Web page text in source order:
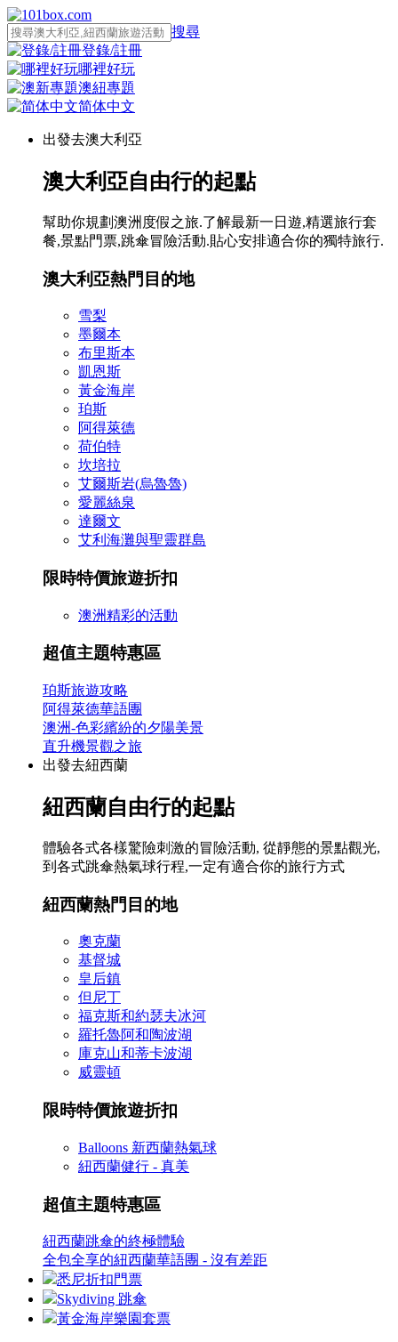
搜尋
登錄/註冊
哪裡好玩
澳紐專題
简体中文
出發去澳大利亞
澳大利亞自由行的起點
幫助你規劃澳洲度假之旅.了解最新一日遊,精選旅行套
餐,景點門票,跳傘冒險活動.貼心安排適合你的獨特旅行.
澳大利亞熱門目的地
雪梨
墨爾本
布里斯本
凱恩斯
黃金海岸
珀斯
阿得萊德
荷伯特
坎培拉
艾爾斯岩(烏魯魯)
愛麗絲泉
達爾文
艾利海灘與聖靈群島
限時特價旅遊折扣
澳洲精彩的活動
超值主題特惠區
珀斯旅遊攻略
阿得萊德華語團
澳洲-色彩繽紛的夕陽美景
直升機景觀之旅
出發去紐西蘭
紐西蘭自由行的起點
體驗各式各樣驚險刺激的冒險活動, 從靜態的景點觀光,
到各式跳傘熱氣球行程,一定有適合你的旅行方式
紐西蘭熱門目的地
奧克蘭
基督城
皇后鎮
但尼丁
福克斯和約瑟夫冰河
羅托魯阿和陶波湖
庫克山和蒂卡波湖
威靈頓
限時特價旅遊折扣
Balloons 新西蘭熱氣球
紐西蘭健行 - 真美
超值主題特惠區
紐西蘭跳傘的終極體驗
全包全享的紐西蘭華語團 - 沒有差距
悉尼折扣門票
Skydiving 跳傘
黃金海岸樂園套票